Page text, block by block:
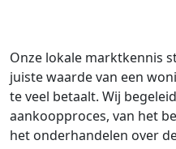
Onze lokale marktkennis
juiste waarde van een
te veel betaalt. Wij
aankoopproces, van het
het onderhandelen over